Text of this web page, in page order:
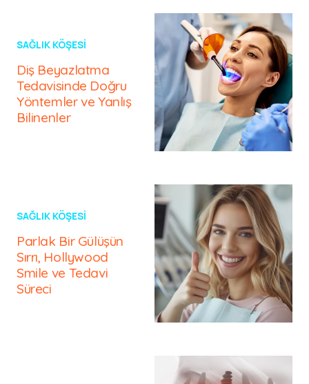
SAĞLIK KÖŞESI
Diş Beyazlatma
Tedavisinde Doğru
Yöntemler ve Yanlış
Bilinenler
SAĞLIK KÖŞESI
Parlak Bir Gülüşün
Sırrı, Hollywood
Smile ve Tedavi
Süreci